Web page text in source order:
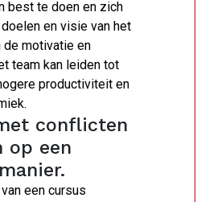
best te doen en zich
en visie van het
de motivatie en
team kan leiden tot
productiviteit en
conflicten
op een
een cursus